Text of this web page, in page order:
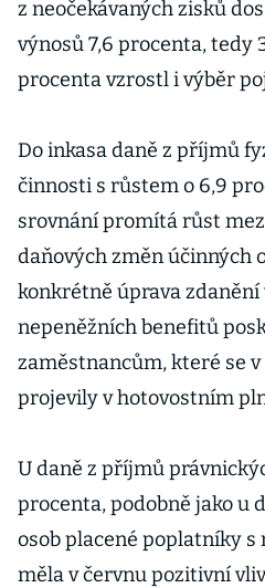
z neočekávaných zisků
výnosů 7,6 procenta, tedy
procenta vzrostl i výběr
Do inkasa daně z příjmů
činnosti s růstem o 6,9
srovnání promítá růst
daňových změn účinných
konkrétně úprava zdanění
nepeněžních benefitů
zaměstnancům, které se
projevily v hotovostním
U daně z příjmů
procenta, podobně jako u
osob placené poplatníky s
měla v červnu pozitivní